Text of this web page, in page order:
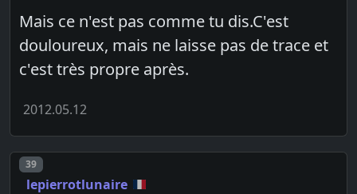
Mais ce n'est pas comme tu dis.C'est
douloureux, mais ne laisse pas de trace et
c'est très propre après.
2012.05.12
Post number
39
lepierrotlunaire